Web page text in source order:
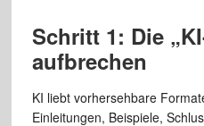
Schritt 1: Die
aufbrechen
KI liebt vorhersehbare
Einleitungen, Beispiele,